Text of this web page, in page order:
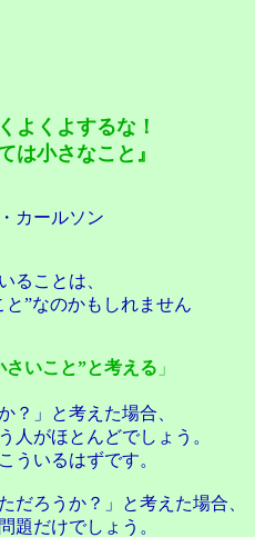
よくよするな！
は小さなこと』
カールソン
ることは、
と”なのかもしれません
さいこと”と考える 」
？」と考えた場合、
がほとんどでしょう。
ういるはずです。
だろうか？」と考えた場合、
題だけでしょう。